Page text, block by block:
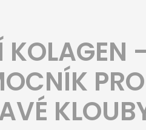
KOLAGEN